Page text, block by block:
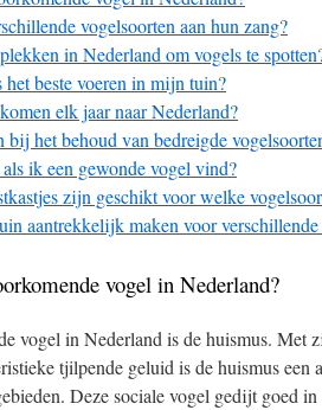
vogelsoorten aan hun zang?
in Nederland om vogels te
beste voeren in mijn tuin?
elk jaar naar Nederland?
bij het behoud van bedreigde
ik een gewonde vogel vind?
zijn geschikt voor welke
aantrekkelijk maken voor verschillende
vogel in Nederland?
vogel in Nederland is de huismus. Met
tjilpende geluid is de huismus een
Deze sociale vogel gedijt goed